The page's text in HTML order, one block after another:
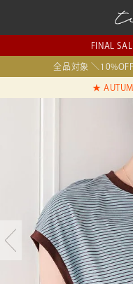
FINAL
全品対象 ＼
★